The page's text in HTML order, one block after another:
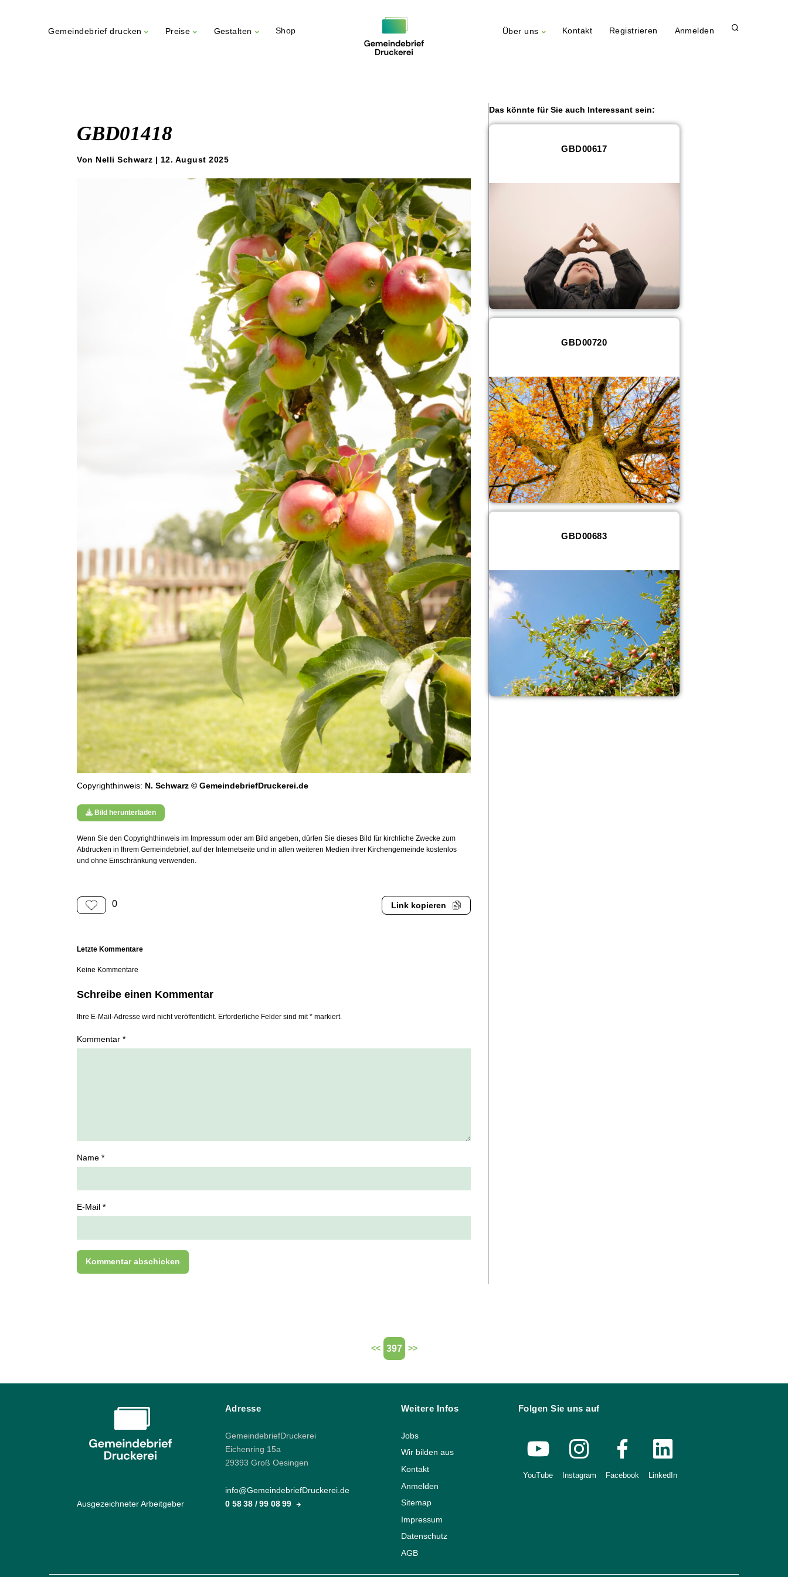
Gemeindebrief drucken Preise Gestalten Shop Über uns Kontakt Registrieren Anmelden
GBD01418
Von Nelli Schwarz | 12. August 2025
Copyrighthinweis: N. Schwarz © GemeindebriefDruckerei.de
Bild herunterladen
Wenn Sie den Copyrighthinweis im Impressum oder am Bild angeben, dürfen Sie dieses Bild für kirchliche Zwecke zum
Abdrucken in Ihrem Gemeindebrief, auf der Internetseite und in allen weiteren Medien ihrer Kirchengemeinde kostenlos
und ohne Einschränkung verwenden.
0 Link kopieren
Letzte Kommentare
Keine Kommentare
Schreibe einen Kommentar
Ihre E-Mail-Adresse wird nicht veröffentlicht. Erforderliche Felder sind mit * markiert.
Kommentar *
Name *
E-Mail *
Das könnte für Sie auch Interessant sein:
GBD00617
GBD00720
GBD00683
<< 397 >>
Ausgezeichneter Arbeitgeber
Adresse
GemeindebriefDruckerei
Eichenring 15a
29393 Groß Oesingen
info@GemeindebriefDruckerei.de
0 58 38 / 99 08 99
Weitere Infos
Jobs
Wir bilden aus
Kontakt
Anmelden
Sitemap
Impressum
Datenschutz
AGB
Folgen Sie uns auf
YouTube Instagram Facebook LinkedIn